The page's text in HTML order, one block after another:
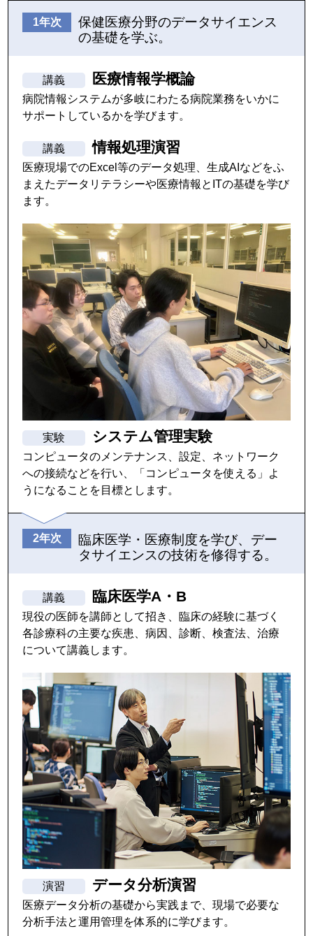
保健医療分野のデータサイエンス
の基礎を学ぶ。
医療情報学概論
病院情報システムが多岐にわたる病院業務をいかに
サポートしているかを学びます。
情報処理演習
医療現場でのExcel等のデータ処理、生成AIなどをふ
まえたデータリテラシーや医療情報とITの基礎を学び
ます。
システム管理実験
コンピュータのメンテナンス、設定、ネットワーク
への接続などを行い、「コンピュータを使える」よ
うになることを目標とします。
臨床医学・医療制度を学び、デー
タサイエンスの技術を修得する。
臨床医学A・B
現役の医師を講師として招き、臨床の経験に基づく
各診療科の主要な疾患、病因、診断、検査法、治療
について講義します。
データ分析演習
医療データ分析の基礎から実践まで、現場で必要な
分析手法と運用管理を体系的に学びます。